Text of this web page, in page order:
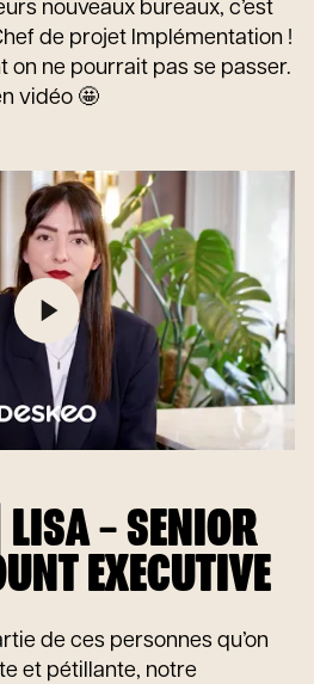
nouveaux bureaux, c’est
de projet Implémentation !
on ne pourrait pas se passer.
vidéo 🤩
LISA – SENIOR
EXECUTIVE
de ces personnes qu’on
et pétillante, notre